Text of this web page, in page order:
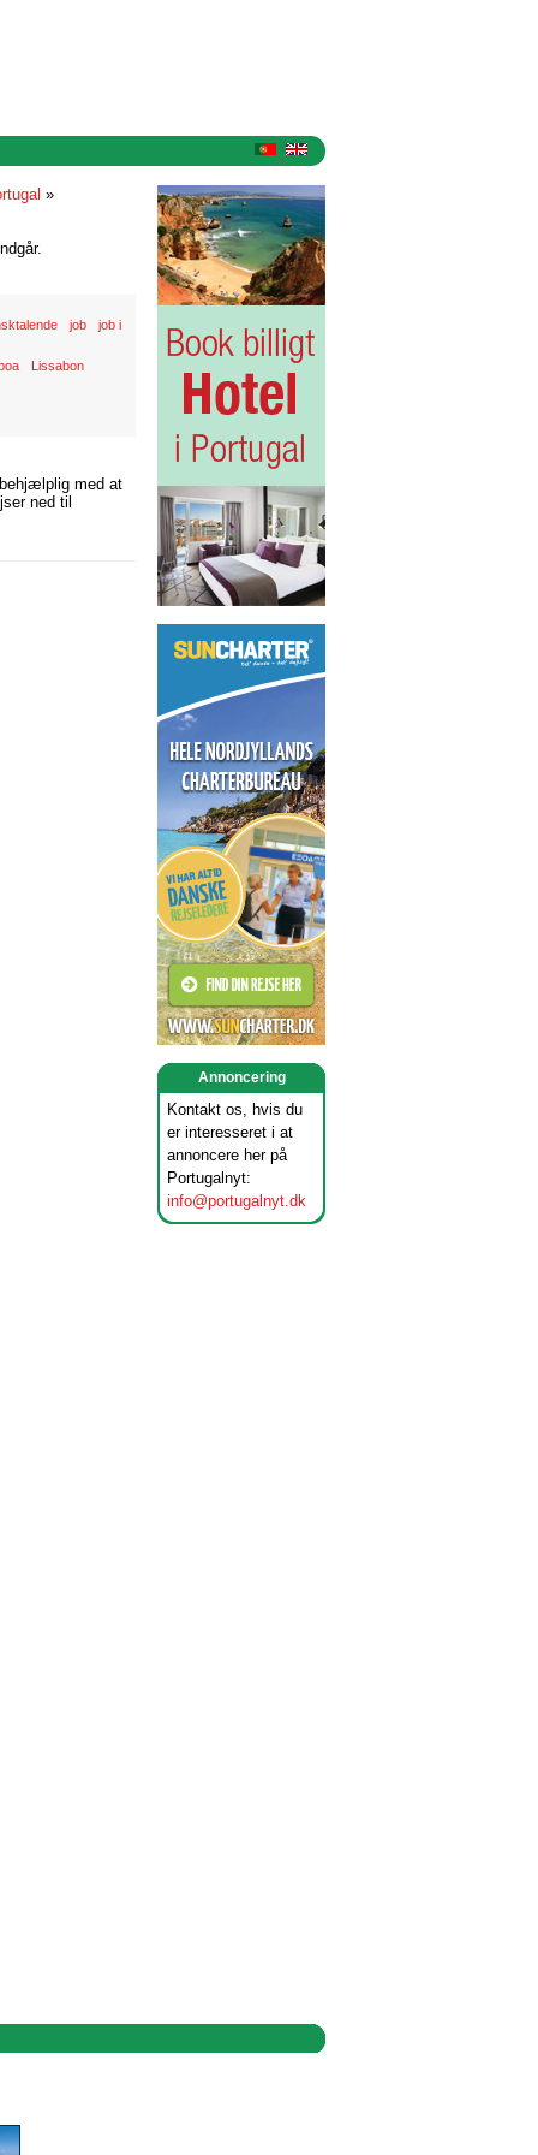
Annoncering
Kontakt os, hvis du
er interesseret i at
annoncere her på
Portugalnyt:
info@portugalnyt.dk
»
job job i
Lissabon
med at
ned til